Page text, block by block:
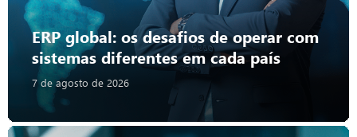
ERP global: os desafios de operar com
sistemas diferentes em cada país
7 de agosto de 2026